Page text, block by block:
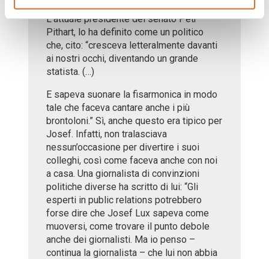
L’attuale presidente del senato Petr
Pithart, lo ha definito come un politico
che, cito: “cresceva letteralmente davanti
ai nostri occhi, diventando un grande
statista. (…)
E sapeva suonare la fisarmonica in modo
tale che faceva cantare anche i più
brontoloni.” Sì, anche questo era tipico per
Josef. Infatti, non tralasciava
nessun’occasione per divertire i suoi
colleghi, così come faceva anche con noi
a casa. Una giornalista di convinzioni
politiche diverse ha scritto di lui: “Gli
esperti in public relations potrebbero
forse dire che Josef Lux sapeva come
muoversi, come trovare il punto debole
anche dei giornalisti. Ma io penso –
continua la giornalista – che lui non abbia